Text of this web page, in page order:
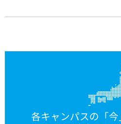
各キャンパスの「今